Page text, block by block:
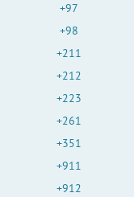
+97
+98
+211
+212
+223
+261
+351
+911
+912